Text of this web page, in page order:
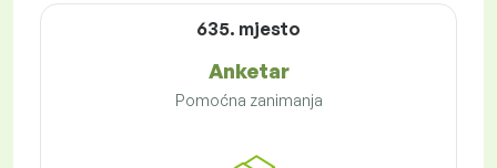
635. mjesto
Anketar
Pomoćna zanimanja